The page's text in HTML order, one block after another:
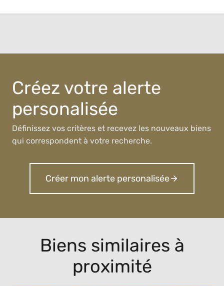
Créez votre alerte
personalisée
Définissez vos critères et recevez les nouveaux biens
qui correspondent à votre recherche.
Créer mon alerte personalisée
Biens similaires à
proximité